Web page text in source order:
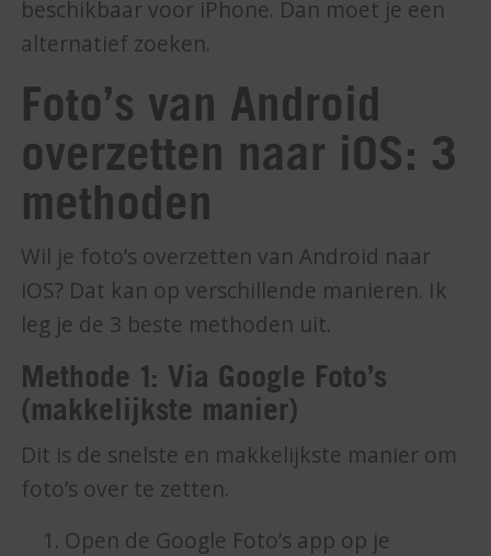
beschikbaar voor iPhone. Dan moet je een
alternatief zoeken.
Foto’s van Android
overzetten naar iOS: 3
methoden
Wil je foto’s overzetten van Android naar
iOS? Dat kan op verschillende manieren. Ik
leg je de 3 beste methoden uit.
Methode 1: Via Google Foto’s
(makkelijkste manier)
Dit is de snelste en makkelijkste manier om
foto’s over te zetten.
Open de Google Foto’s app op je